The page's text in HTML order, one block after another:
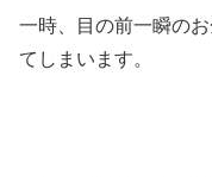
一時、目の前一瞬の
てしまいます。